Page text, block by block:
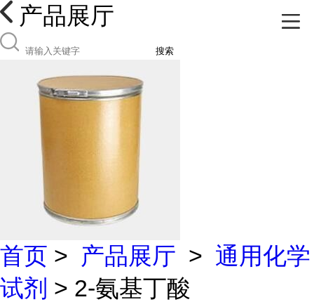
产品展厅
搜索
首页 > 产品展厅 > 通用化学
试剂 > 2-氨基丁酸